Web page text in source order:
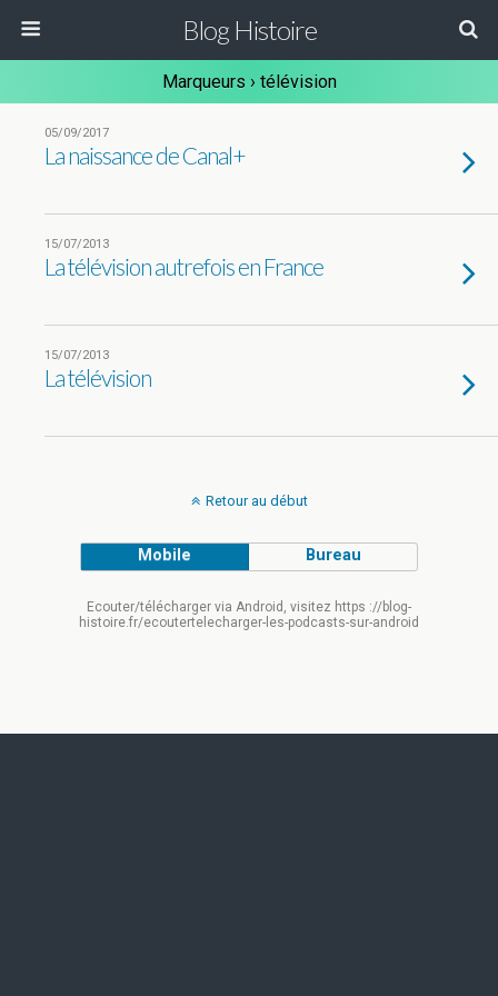
Blog Histoire
Marqueurs › télévision
05/09/2017
La naissance de Canal+
15/07/2013
La télévision autrefois en France
15/07/2013
La télévision
Retour au début
Mobile Bureau
Ecouter/télécharger via Android, visitez https ://blog-
histoire.fr/ecoutertelecharger-les-podcasts-sur-android